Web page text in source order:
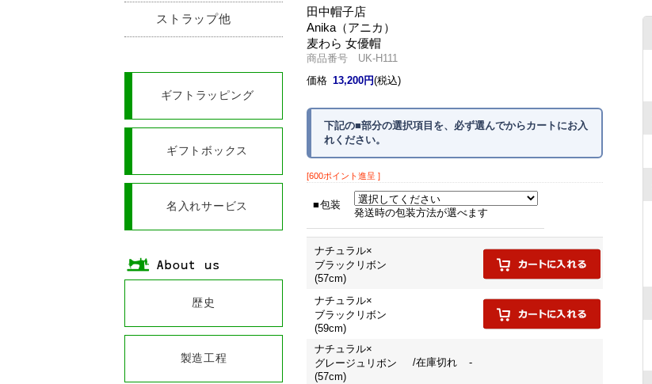
ストラップ他
ギフトラッピング
ギフトボックス
名入れサービス
歴史
製造工程
田中帽子店
Anika（アニカ）
麦わら 女優帽
商品番号 UK-H111
下記の■部分の選択項目を、必ず選んでからカートにお入
れください。
価格 13,200円(税込)
[600ポイント進呈 ]
包装
発送時の包装方法が選べます
ナチュラル×
ブラックリボン
(57cm)
ナチュラル×
ブラックリボン
(59cm)
ナチュラル×
グレージュリボン
(57cm)
/在庫切れ -